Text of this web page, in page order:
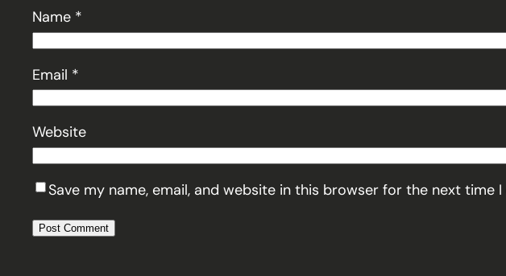
Name *
Email *
Website
Save my name, email, and website in this browser for the next time